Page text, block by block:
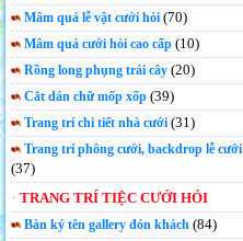
Mâm quả lễ vật cưới hỏi (70)
Mâm quả cưới hỏi cao cấp (10)
Rồng long phụng trái cây (20)
Cắt dán chữ mốp xốp (39)
Trang trí chi tiết nhà cưới (31)
Trang trí phông cưới, backdrop lễ cưới
(37)
TRANG TRÍ TIỆC CƯỚI HỎI
Bàn ký tên gallery đón khách (84)